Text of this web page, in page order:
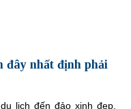
đây nhất định phải
lịch đến đảo xinh đẹp,